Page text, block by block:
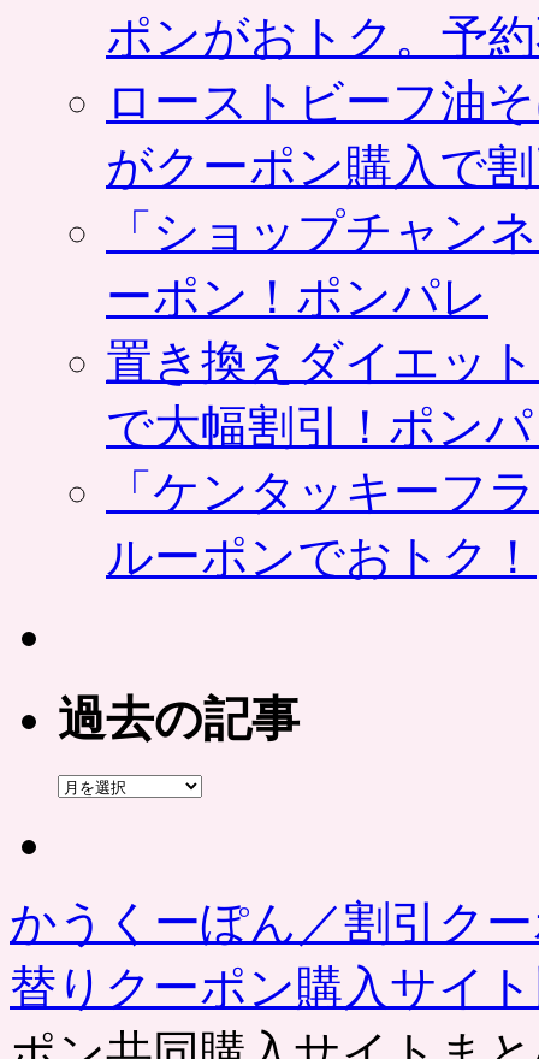
ポンがおトク。予
ローストビーフ油
がクーポン購入で
「ショップチャン
ーポン！ポンパレ
置き換えダイエッ
で大幅割引！ポン
「ケンタッキーフ
ルーポンでおトク！
過去の記事
過
かうくーぽん／割引ク
替りクーポン購入サイ